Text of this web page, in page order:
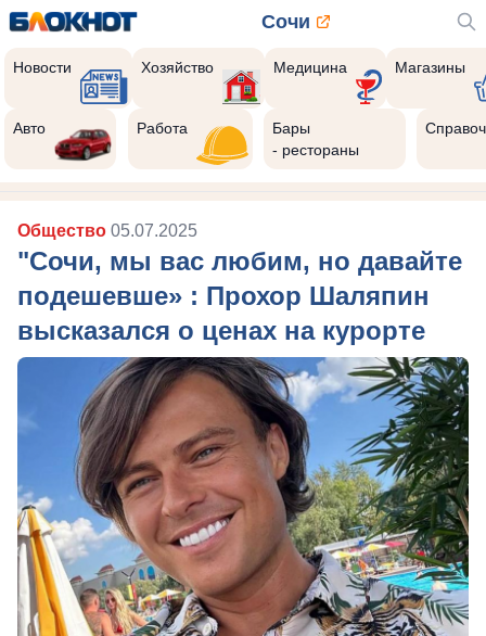
Сочи
Новости Хозяйство Медицина Магазины
Авто Работа
Бары
- рестораны
Общество 05.07.2025
"Сочи, мы вас любим, но давайте
подешевше» : Прохор Шаляпин
высказался о ценах на курорте